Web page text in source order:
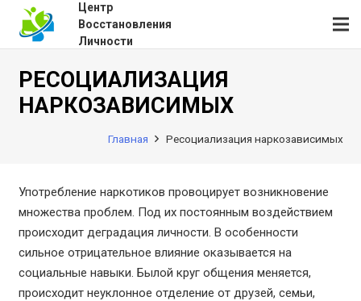
Центр
Восстановления
Личности
РЕСОЦИАЛИЗАЦИЯ
НАРКОЗАВИСИМЫХ
Главная Ресоциализация наркозависимых
Употребление наркотиков провоцирует возникновение
множества проблем. Под их постоянным воздействием
происходит деградация личности. В особенности
сильное отрицательное влияние оказывается на
социальные навыки. Былой круг общения меняется,
происходит неуклонное отделение от друзей, семьи,